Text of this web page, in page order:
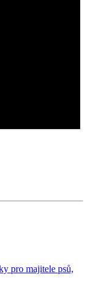
pro majitele psů,